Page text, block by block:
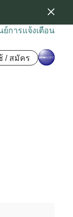
ย์การแจ้งเตือน
/ สมัคร